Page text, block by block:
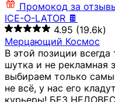
Промокод за
ICE-O-LATOR 🍫
4.95 (19.6k)
Мерцающий Космос
В этой позиции
шутка и не рекламная
выбираем только
не всё, у нас его
курьеры! БЕЗ